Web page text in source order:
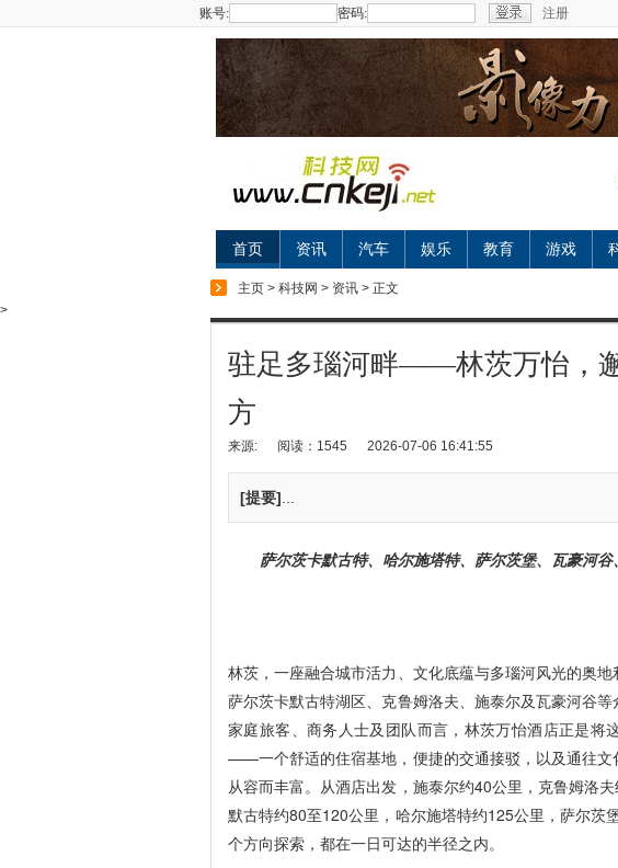
账号: 密码: 注册
首页 资讯 汽车 娱乐 教育 游戏
主页 > 科技网 > 资讯 > 正文
>
驻足多瑙河畔——林茨万怡，
方
来源: 阅读：1545 2026-07-06 16:41:55
[提要]
萨尔茨卡默古特、哈尔施塔特、萨尔茨堡、瓦豪河
林茨，一座融合城市活力、文化底蕴与多瑙河风光的奥地
萨尔茨卡默古特湖区、克鲁姆洛夫、施泰尔及瓦豪河谷等
家庭旅客、商务人士及团队而言，林茨万怡酒店正是将
——一个舒适的住宿基地，便捷的交通接驳，以及通往文
从容而丰富。从酒店出发，施泰尔约40公里，克鲁姆洛
默古特约80至120公里，哈尔施塔特约125公里，萨尔茨
个方向探索，都在一日可达的半径之内。